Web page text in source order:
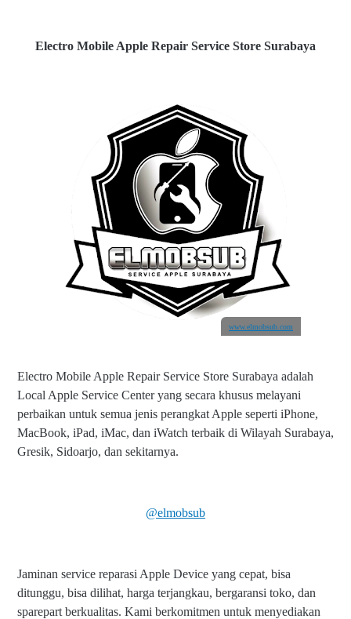
Electro Mobile Apple Repair Service Store Surabaya
www.elmobsub.com
Electro Mobile Apple Repair Service Store Surabaya adalah
Local Apple Service Center yang secara khusus melayani
perbaikan untuk semua jenis perangkat Apple seperti iPhone,
MacBook, iPad, iMac, dan iWatch terbaik di Wilayah Surabaya,
Gresik, Sidoarjo, dan sekitarnya.
@elmobsub
Jaminan service reparasi Apple Device yang cepat, bisa
ditunggu, bisa dilihat, harga terjangkau, bergaransi toko, dan
sparepart berkualitas. Kami berkomitmen untuk menyediakan